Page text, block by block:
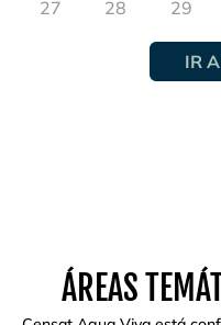
27 28 29
IR
ÁREAS